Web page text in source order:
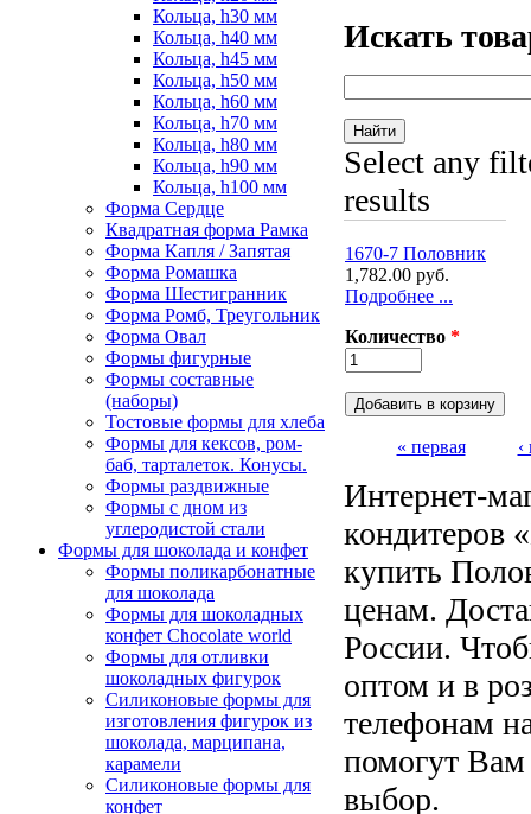
Кольца, h30 мм
Кольца, h40 мм
Кольца, h45 мм
Кольца, h50 мм
Кольца, h60 мм
Кольца, h70 мм
Кольца, h80 мм
Кольца, h90 мм
Кольца, h100 мм
Форма Сердце
Квадратная форма Рамка
Форма Капля / Запятая
Форма Ромашка
Форма Шестигранник
Форма Ромб, Треугольник
Форма Овал
Формы фигурные
Формы составные
(наборы)
Тостовые формы для хлеба
Формы для кексов, ром-
баб, тарталеток. Конусы.
Формы раздвижные
Формы с дном из
углеродистой стали
Формы для шоколада и конфет
Формы поликарбонатные
для шоколада
Формы для шоколадных
конфет Сhocolate world
Формы для отливки
шоколадных фигурок
Силиконовые формы для
изготовления фигурок из
шоколада, марципана,
карамели
Силиконовые формы для
конфет
Искать
Select any
results
1670-7 Половник
1,782.00 руб.
Подробнее ...
Количество *
« первая
Интернет-
кондитеров
купить
ценам.
России.
оптом и в
телефонам
помогут Вам
выбор.